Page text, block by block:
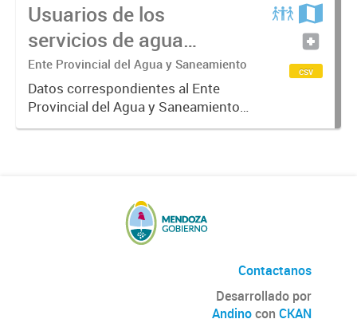
Usuarios de los
servicios de agua
potable y cloacas
Ente Provincial del Agua y Saneamiento
Datos correspondientes al Ente
Provincial del Agua y Saneamiento
de Mendoza sobre las cuentas que
csv
Contactanos
Desarrollado por
Andinocon CKAN